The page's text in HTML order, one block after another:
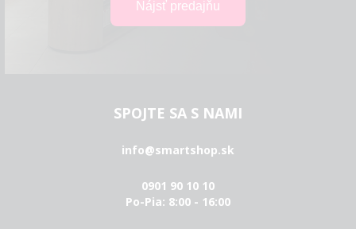
SPOJTE SA S NAMI
info@smartshop.sk
0901 90 10 10
Po-Pia: 8:00 - 16:00